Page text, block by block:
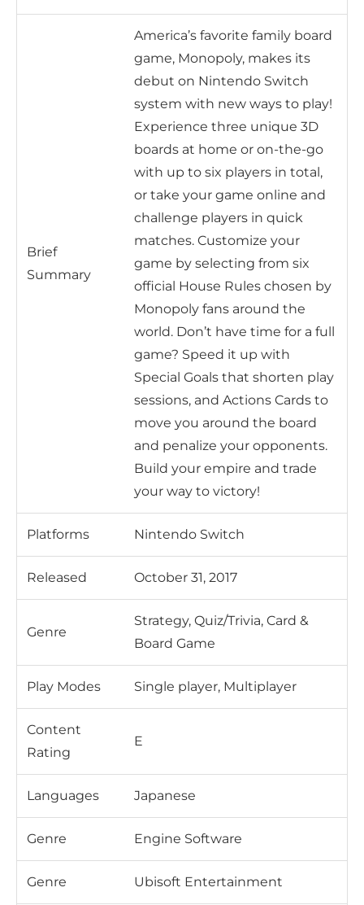
Brief
Summary
America’s favorite family board
game, Monopoly, makes its
debut on Nintendo Switch
system with new ways to play!
Experience three unique 3D
boards at home or on-the-go
with up to six players in total,
or take your game online and
challenge players in quick
matches. Customize your
game by selecting from six
official House Rules chosen by
Monopoly fans around the
world. Don’t have time for a full
game? Speed it up with
Special Goals that shorten play
sessions, and Actions Cards to
move you around the board
and penalize your opponents.
Build your empire and trade
your way to victory!
Platforms Nintendo Switch
Released October 31, 2017
Genre
Strategy, Quiz/Trivia, Card &
Board Game
Play Modes Single player, Multiplayer
Content
Rating
E
Languages Japanese
Genre Engine Software
Genre Ubisoft Entertainment